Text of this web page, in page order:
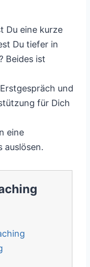
Du eine kurze
Du tiefer in
Beides ist
und
für Dich
eine
auslösen.